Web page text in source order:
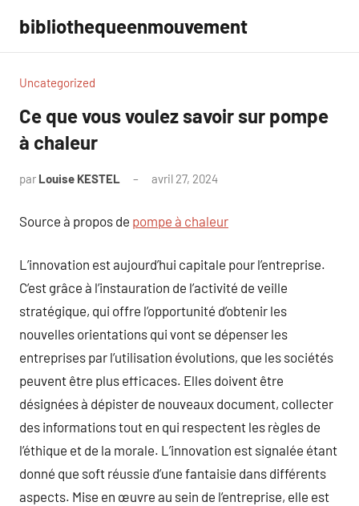
contenu
bibliothequeenmouvement
Uncategorized
Ce que vous voulez savoir sur pompe
à chaleur
par Louise KESTEL avril 27, 2024
Source à propos de pompe à chaleur
L’innovation est aujourd’hui capitale pour l’entreprise.
C’est grâce à l’instauration de l’activité de veille
stratégique, qui offre l’opportunité d’obtenir les
nouvelles orientations qui vont se dépenser les
entreprises par l’utilisation évolutions, que les sociétés
peuvent être plus efficaces. Elles doivent être
désignées à dépister de nouveaux document, collecter
des informations tout en qui respectent les règles de
l’éthique et de la morale. L’innovation est signalée étant
donné que soft réussie d’une fantaisie dans différents
aspects. Mise en œuvre au sein de l’entreprise, elle est